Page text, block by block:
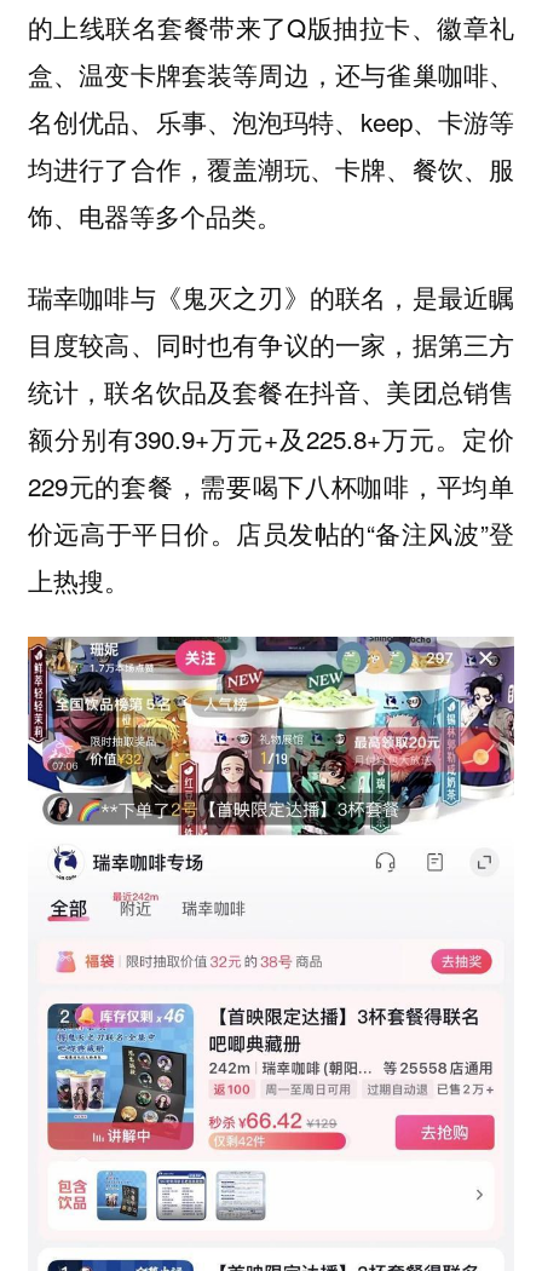
的上线联名套餐带来了Q版抽拉卡、徽章礼
盒、温变卡牌套装等周边，还与雀巢咖啡、
名创优品、乐事、泡泡玛特、keep、卡游等
均进行了合作，覆盖潮玩、卡牌、餐饮、服
饰、电器等多个品类。
瑞幸咖啡与《鬼灭之刃》的联名，是最近瞩
目度较高、同时也有争议的一家，据第三方
统计，联名饮品及套餐在抖音、美团总销售
额分别有390.9+万元+及225.8+万元。定价
229元的套餐，需要喝下八杯咖啡，平均单
价远高于平日价。店员发帖的“备注风波”登
上热搜。